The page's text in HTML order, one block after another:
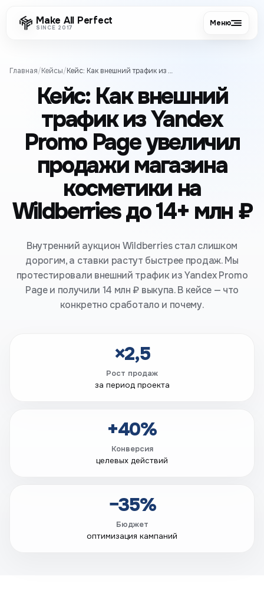
Make All Perfect
SINCE 2017 Меню
Главная/Кейсы/ Кейс: Как внешний трафик из Yandex Promo Page увеличил продажи магазина косметики на Wildberries до 14+ млн ₽
Кейс: Как внешний
трафик из Yandex
Promo Page увеличил
продажи магазина
косметики на
Wildberries до 14+ млн ₽
Внутренний аукцион Wildberries стал слишком
дорогим, а ставки растут быстрее продаж. Мы
протестировали внешний трафик из Yandex Promo
Page и получили 14 млн ₽ выкупа. В кейсе — что
конкретно сработало и почему.
×2,5
Рост продаж
за период проекта
+40%
Конверсия
целевых действий
−35%
Бюджет
оптимизация кампаний